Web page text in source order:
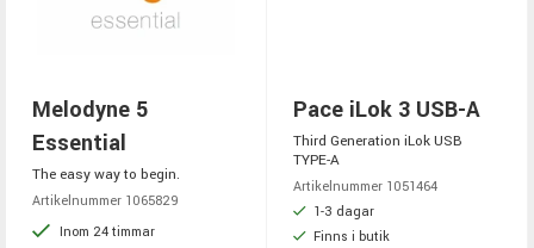
Melodyne 5
Essential
The easy way to begin.
Artikelnummer 1065829
Inom 24 timmar
Pace iLok 3 USB-A
Third Generation iLok USB
TYPE-A
Artikelnummer 1051464
1-3 dagar
Finns i butik